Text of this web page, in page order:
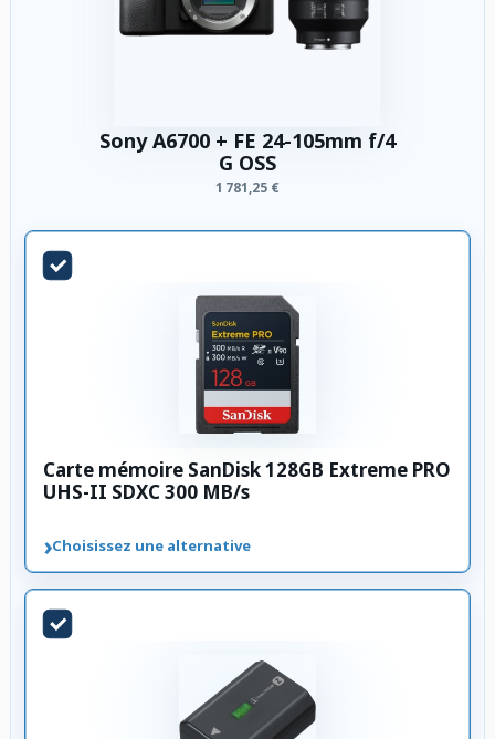
Sony A6700 + FE 24-105mm f/4
G OSS
1 781,25 €
Carte mémoire SanDisk 128GB Extreme PRO
UHS-II SDXC 300 MB/s
›Choisissez une alternative